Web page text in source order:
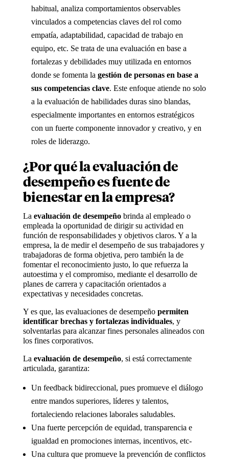
habitual, analiza comportamientos observables
vinculados a competencias claves del rol como
empatía, adaptabilidad, capacidad de trabajo en
equipo, etc. Se trata de una evaluación en base a
fortalezas y debilidades muy utilizada en entornos
donde se fomenta la gestión de personas en base a
sus competencias clave. Este enfoque atiende no solo
a la evaluación de habilidades duras sino blandas,
especialmente importantes en entornos estratégicos
con un fuerte componente innovador y creativo, y en
roles de liderazgo.
¿Por qué la evaluación de
desempeño es fuente de
bienestar en la empresa?
La evaluación de desempeñobrinda al empleado o
empleada la oportunidad de dirigir su actividad en
función de responsabilidades y objetivos claros. Y a la
empresa, la de medir el desempeño de sus trabajadores y
trabajadoras de forma objetiva, pero también la de
fomentar el reconocimiento justo, lo que refuerza la
autoestima y el compromiso, mediante el desarrollo de
planes de carrera y capacitación orientados a
expectativas y necesidades concretas.
Y es que, las evaluaciones de desempeño permiten
identificar brechas y fortalezas individuales, y
solventarlas para alcanzar fines personales alineados con
los fines corporativos.
La evaluación de desempeño, si está correctamente
articulada, garantiza:
Un feedback bidireccional, pues promueve el diálogo
entre mandos superiores, líderes y talentos,
fortaleciendo relaciones laborales saludables.
Una fuerte percepción de equidad, transparencia e
igualdad en promociones internas, incentivos, etc-
Una cultura que promueve la prevención de conflictos